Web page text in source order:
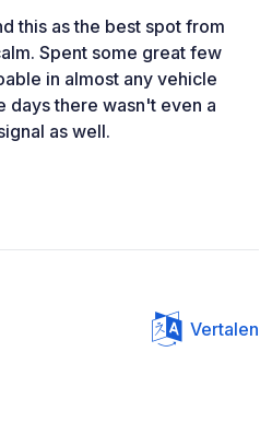
this as the best spot from
Spent some great few
in almost any vehicle
days there wasn't even a
as well.
Vertalen